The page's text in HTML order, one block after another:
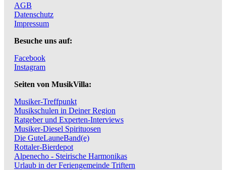
AGB
Datenschutz
Impressum
Besuche uns auf:
Facebook
Instagram
Seiten von MusikVilla:
Musiker-Treffpunkt
Musikschulen in Deiner Region
Ratgeber und Experten-Interviews
Musiker-Diesel Spirituosen
Die GuteLauneBand(e)
Rottaler-Bierdepot
Alpenecho - Steirische Harmonikas
Urlaub in der Feriengemeinde Triftern